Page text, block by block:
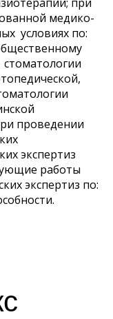
медико-
условиях по:
проведении
экспертиз
работы
экспертиз по: